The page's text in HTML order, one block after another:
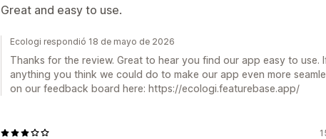
Great and easy to use.
Ecologi respondió 18 de mayo de 2026
Thanks for the review. Great to hear you find our app easy to use.
anything you think we could do to make our app even more
on our feedback board here: https://ecologi.featurebase.app/